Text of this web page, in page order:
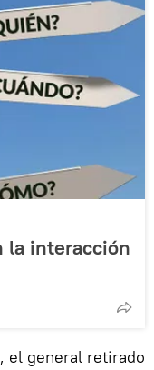
la interacción
el general retirado